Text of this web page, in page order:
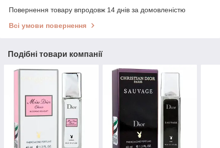
Повернення товару впродовж 14 днів за домовленістю
Всі умови повернення
Подібні товари компанії